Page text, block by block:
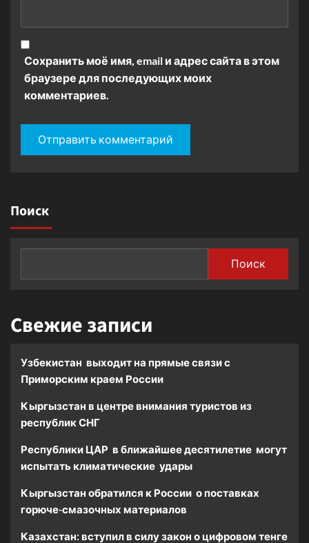
Сохранить моё имя, email и адрес сайта в этом
браузере для последующих моих
комментариев.
Поиск
Поиск
Свежие записи
Узбекистан выходит на прямые связи с
Приморским краем России
Кыргызстан в центре внимания туристов из
республик СНГ
Республики ЦАР в ближайшее десятилетие могут
испытать климатические удары
Кыргызстан обратился к России о поставках
горюче-смазочных материалов
Казахстан: вступил в силу закон о цифровом тенге